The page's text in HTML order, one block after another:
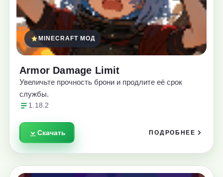
MINECRAFT МОД
Armor Damage Limit
Увеличьте прочность брони и продлите её срок
службы.
1.18.2
Скачать ПОДРОБНЕЕ